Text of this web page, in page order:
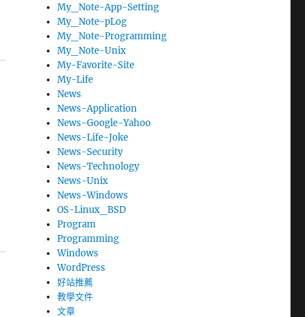
My_Note-App-Setting
My_Note-pLog
My_Note-Programming
My_Note-Unix
My-Favorite-Site
My-Life
News
News-Application
News-Google-Yahoo
News-Life-Joke
News-Security
News-Technology
News-Unix
News-Windows
OS-Linux_BSD
Program
Programming
Windows
WordPress
好站推薦
教學文件
文章